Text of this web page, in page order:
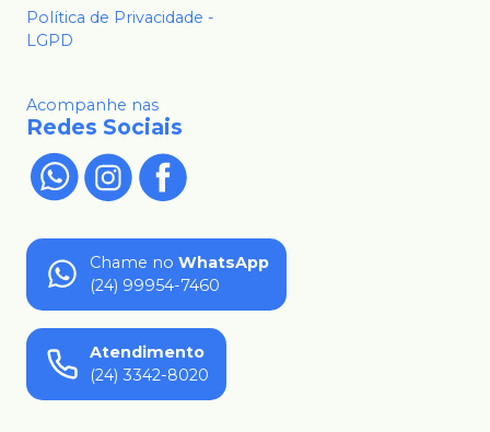
Política de Privacidade -
LGPD
Acompanhe nas
Redes Sociais
Chame no WhatsApp
(24) 99954-7460
Atendimento
(24) 3342-8020